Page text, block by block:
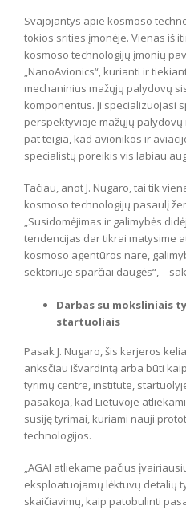
Svajojantys apie kosmoso
tokios srities įmonėje. Vienas iš
kosmoso technologijų įmonių
„NanoAvionics“, kurianti ir
mechaninius mažųjų palydovų
komponentus. Ji specializuojasi
perspektyvioje mažųjų
pat teigia, kad avionikos ir
specialistų poreikis vis labiau
Tačiau, anot J. Nugaro, tai tik
kosmoso technologijų pasaulį
„Susidomėjimas ir galimybės
tendencijas dar tikrai matysime
kosmoso agentūros nare,
sektoriuje sparčiai daugės“, –
Darbas su moksliniais
startuoliais
Pasak J. Nugaro, šis karjeros
anksčiau išvardintą arba būti
tyrimų centre, institute,
pasakoja, kad Lietuvoje
susiję tyrimai, kuriami nauji
technologijos.
„AGAI atliekame pačius
eksploatuojamų lėktuvų detalių
skaičiavimų, kaip patobulinti